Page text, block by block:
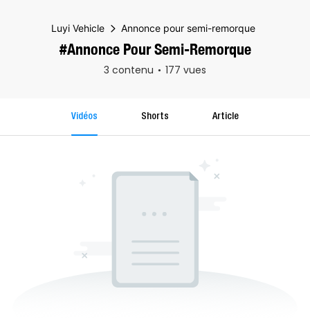
Luyi Vehicle Annonce pour semi-remorque
#Annonce Pour Semi-Remorque
3 contenu 177 vues
Vidéos Shorts Article